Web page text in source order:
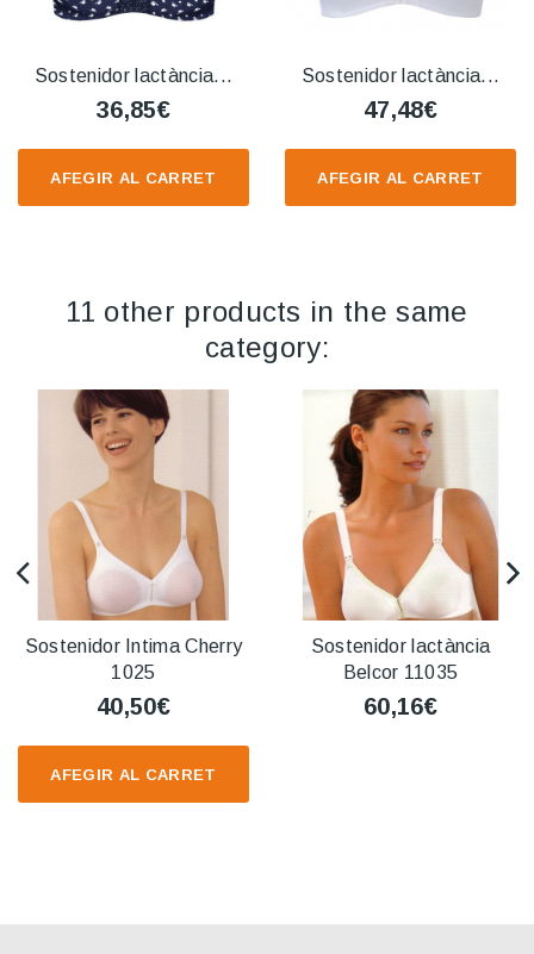
AFEGIR AL CARRET
Sostenidor lactància...
36,85€
AFEGIR AL CARRET
Sostenidor lactància...
47,48€
11 other products in the same
category:
AFEGIR AL CARRET
Sostenidor Intima Cherry
1025
40,50€
Sostenidor lactància
Belcor 11035
60,16€